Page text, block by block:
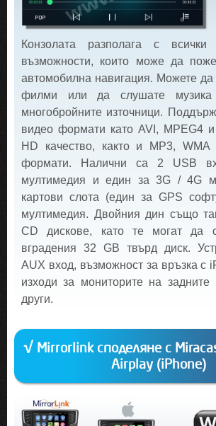
Конзолата разполага с всички
възможности, които може да
автомобилна навигация. Можете да
филми или да слушате
многобройните източници.
видео формати като AVI, MPEG4
HD качество, както и MP3, WMA
формати. Налични са 2 USB
мултимедия и един за 3G / 4G
картови слота (един за GPS
мултимедия. Двойния дин също
CD дискове, като те могат да
вградения 32 GB твърд диск.
AUX вход, възможност за връзка с
изходи за мониторите на
други.
√ Mirrorlink споделяне с
Airplay (iPhone)